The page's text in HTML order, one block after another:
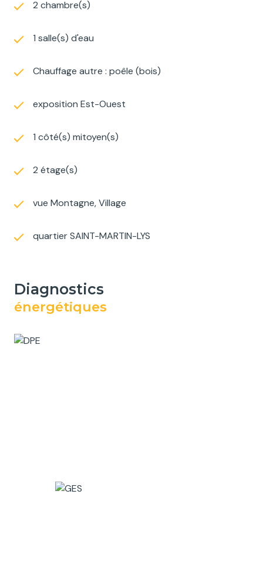
2 chambre(s)
1 salle(s) d'eau
Chauffage autre : poêle (bois)
exposition Est-Ouest
1 côté(s) mitoyen(s)
2 étage(s)
vue Montagne, Village
quartier SAINT-MARTIN-LYS
diagnostics
énergétiques